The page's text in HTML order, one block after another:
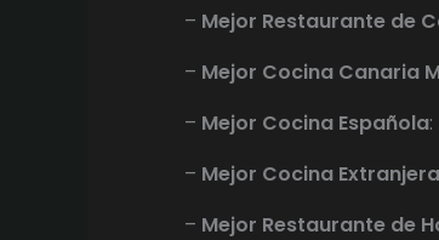
– Mejor Restaurante de
– Mejor Cocina Canaria
– Mejor Cocina Española
– Mejor Cocina Extranjera
– Mejor Restaurante de